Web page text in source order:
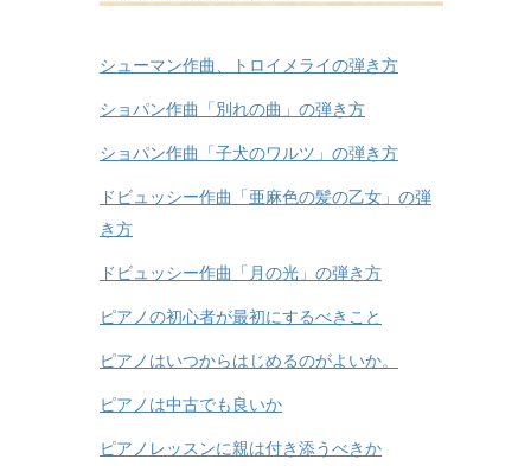
シューマン作曲、トロイメライの弾き方
ショパン作曲「別れの曲」の弾き方
ショパン作曲「子犬のワルツ」の弾き方
ドビュッシー作曲「亜麻色の髪の乙女」の弾
き方
ドビュッシー作曲「月の光」の弾き方
ピアノの初心者が最初にするべきこと
ピアノはいつからはじめるのがよいか。
ピアノは中古でも良いか
ピアノレッスンに親は付き添うべきか